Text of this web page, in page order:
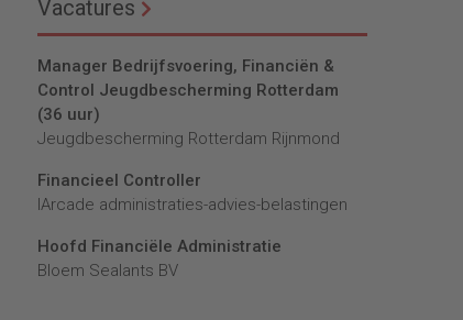
Vacatures
Manager Bedrijfsvoering, Financiën &
Control Jeugdbescherming Rotterdam
(36 uur)
Jeugdbescherming Rotterdam Rijnmond
Financieel Controller
lArcade administraties-advies-belastingen
Hoofd Financiële Administratie
Bloem Sealants BV